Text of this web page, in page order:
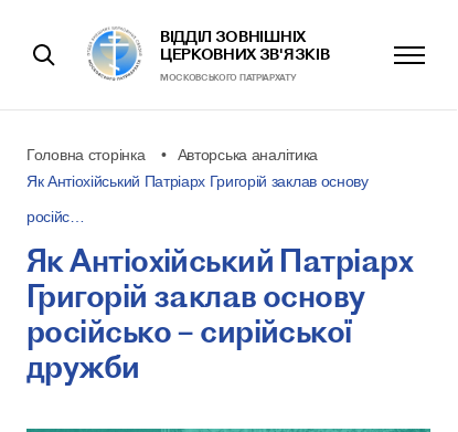
ВІДДІЛ ЗОВНІШНІХ
ЦЕРКОВНИХ ЗВ'ЯЗКІВ
МОСКОВСЬКОГО ПАТРІАРХАТУ
Головна сторінка
Авторська аналітика
Як Антіохійський Патріарх Григорій заклав основу
російс…
Як Антіохійський Патріарх
Григорій заклав основу
російсько – сирійської
дружби